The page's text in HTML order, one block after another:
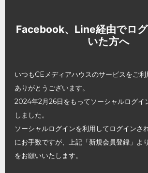
Facebook、Line経由でロ
いた方へ
いつもCEメディアハウスのサービスをご
ありがとうございます。
2024年2月26日をもってソーシャルログイ
しました。
ソーシャルログインを利用してログインさ
にお手数ですが、上記「新規会員登録」よ
をお願いいたします。